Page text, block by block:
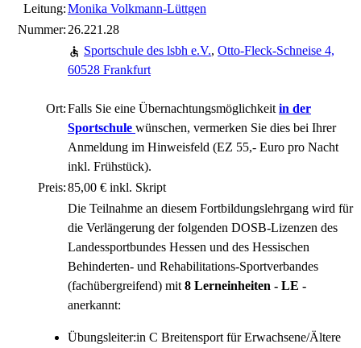
Leitung:Monika Volkmann-Lüttgen
Nummer: 26.221.28
Ort:
Sportschule des lsbh e.V., Otto-Fleck-Schneise 4,
60528 Frankfurt
Falls Sie eine Übernachtungsmöglichkeit in der
Sportschule wünschen, vermerken Sie dies bei Ihrer
Anmeldung im Hinweisfeld (EZ 55,- Euro pro Nacht
inkl. Frühstück).
Preis:85,00 € inkl. Skript
Die Teilnahme an diesem Fortbildungslehrgang wird für
die Verlängerung der folgenden DOSB-Lizenzen des
Landessportbundes Hessen und des Hessischen
Behinderten- und Rehabilitations-Sportverbandes
(fachübergreifend) mit 8 Lerneinheiten - LE -
anerkannt:
Übungsleiter:in C Breitensport für Erwachsene/Ältere